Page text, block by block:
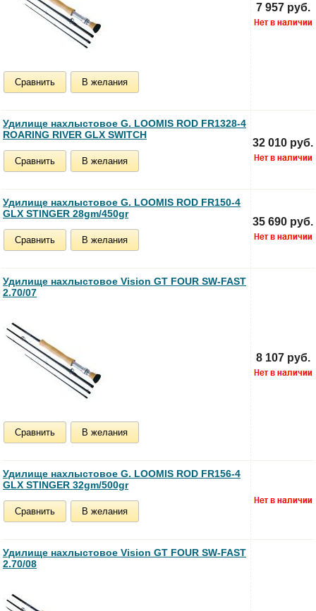
Сравнить В желания
7 957 руб.
Удилище нахлыстовое G. LOOMIS ROD FR1328-4
ROARING RIVER GLX SWITCH
Сравнить В желания
32 010 руб.
Удилище нахлыстовое G. LOOMIS ROD FR150-4
GLX STINGER 28gm/450gr
Сравнить В желания
35 690 руб.
Удилище нахлыстовое Vision GT FOUR SW-FAST
2.70/07
Сравнить В желания
8 107 руб.
Удилище нахлыстовое G. LOOMIS ROD FR156-4
GLX STINGER 32gm/500gr
Сравнить В желания
Удилище нахлыстовое Vision GT FOUR SW-FAST
2.70/08